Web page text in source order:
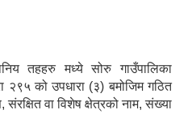
तहहरु मध्ये सोरु गाउँपालिका
२९५ को उपधारा (३) बमोजिम गठित
संरक्षित वा विशेष क्षेत्रको नाम, संख्या